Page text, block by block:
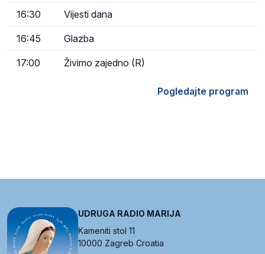
16:30 Vijesti dana
16:45 Glazba
17:00 Živimo zajedno (R)
Pogledajte program
UDRUGA RADIO MARIJA
Kameniti stol 11
10000 Zagreb Croatia